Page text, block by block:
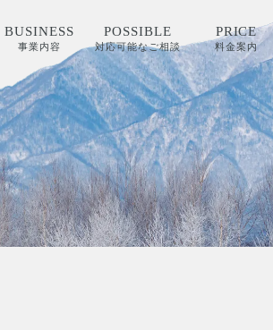
BUSINESS
事業内容
POSSIBLE
対応可能なご相談
PRICE
料金案内
事業内容 対応可能なご相談 料金案内